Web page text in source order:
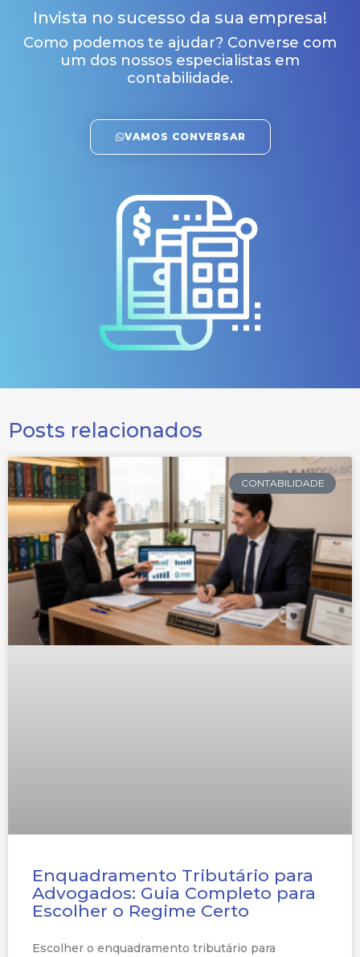
Invista no sucesso da sua empresa!
Como podemos te ajudar? Converse com
um dos nossos especialistas em
contabilidade.
VAMOS CONVERSAR
Posts relacionados
CONTABILIDADE
Enquadramento Tributário para
Advogados: Guia Completo para
Escolher o Regime Certo
Escolher o enquadramento tributário para